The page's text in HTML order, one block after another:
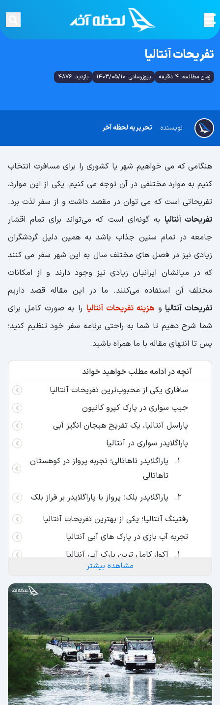
تفریحات آنتالیا
زمان مطالعه: 4 دقیقه بروزرسانی: 1403/05/10 بازدید: 4876
تحریریه لحظه آخر نویسنده
هنگامی که می خواهیم شهر یا کشوری را برای مسافرت انتخاب
کنیم به موارد مختلفی در آن توجه می کنیم. یکی از این موارد،
تفریحاتی است که می توان در مقصد داشت و از سفر لذت برد.
تفریحات آنتالیا به گونه‌ای است که می‌تواند برای تمام اقشار
جامعه در تمام سنین جذاب باشد به همین دلیل گردشگران
زیادی نیز در فصل های مختلف سال به این شهر سفر می کنند
که در میانشان ایرانیان زیادی نیز وجود دارند و از امکانات
مختلف آن استفاده می‌کنند. ما در این مقاله قصد داریم
تفریحات آنتالیا و هزینه تفریحات آنتالیا را به صورت کامل برای
شما شرح دهیم تا شما به راحتی برنامه سفر خود تنظیم کنید؛
پس تا انتهای مقاله با ما همراه باشید.
آنچه در ادامه مطلب خواهید خواند
سافاری یکی از محبوب‌ترین تفریحات آنتالیا
جیپ سواری در پارک کپرو کانیون
پاراسل آنتالیا، یک تفریح هیجان‌ انگیز آبی
پاراگلایدر سواری در آنتالیا
پاراگلایدر تاهاتالی؛ تجربه پرواز در کوهستان
تاهاتالی
پاراگلایدر بلک؛ پرواز با پاراگلایدر بر فراز بلک
رفتینگ آنتالیا؛ یکی از بهترین تفریحات آنتالیا
تجربه آب‌ بازی در پارک های آبی آنتالیا
آکوا، کامل ترین پارک آبی آنتالیا
پارک آبی ریکسوس
غواصی در دل دریا آنتالیا
غواصی در Stingray؛ لذت غواصی در کنار
حرفه ای ها
غواصی در Dolphin Dive؛ شنا در کنار دلفین
ها
بازدید از جاذبه های تاریخی آنتالیا
مشاهده بیشتر